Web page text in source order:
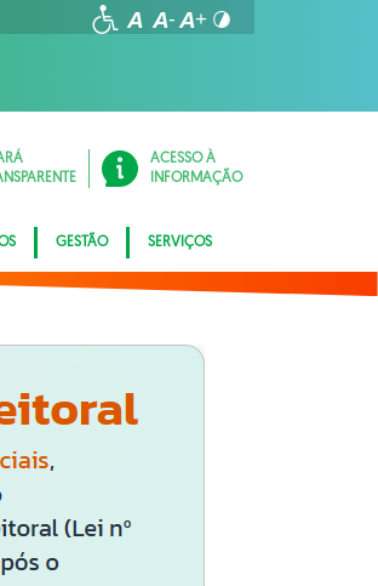
ACESSO À
INFORMAÇÃO
GESTÃO SERVIÇOS